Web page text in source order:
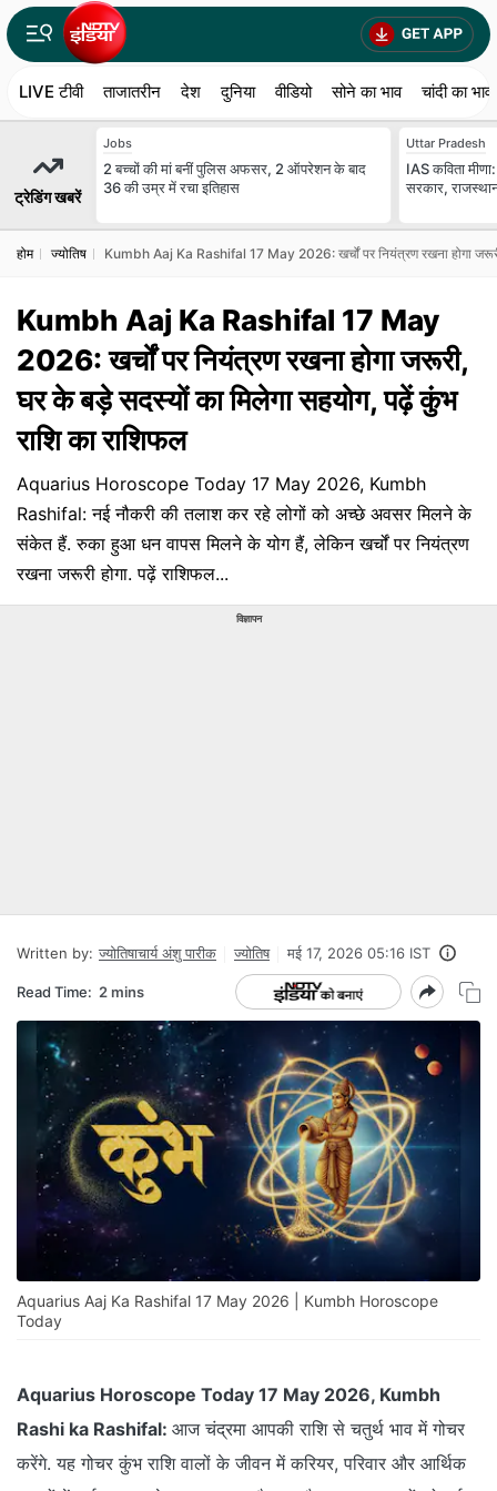
LIVE टीवी ताजातरीन देश दुनिया वीडियो सोने का भाव चांदी का भाव
ट्रेडिंग खबरें
Jobs
2 बच्चों की मां बनीं पुल‍िस अफसर, 2 ऑपरेशन के बाद
36 की उम्र में रचा इतिहास
Uttar Pradesh
IAS कविता
सरकार, राजस्थान
होम ज्योतिष Kumbh Aaj Ka Rashifal 17 May 2026: खर्चों पर नियंत्रण रखना होगा
Kumbh Aaj Ka Rashifal 17 May
2026: खर्चों पर नियंत्रण रखना होगा जरूरी,
घर के बड़े सदस्यों का मिलेगा सहयोग, पढ़ें कुंभ
राशि का राशिफल
Aquarius Horoscope Today 17 May 2026, Kumbh
Rashifal: नई नौकरी की तलाश कर रहे लोगों को अच्छे अवसर मिलने के
संकेत हैं. रुका हुआ धन वापस मिलने के योग हैं, लेकिन खर्चों पर नियंत्रण
रखना जरूरी होगा. पढ़ें राशिफल...
विज्ञापन
Written by: ज्योतिषाचार्य अंशु पारीक ज्योतिष मई 17, 2026 05:16 IST
Read Time: 2 mins
Aquarius Aaj Ka Rashifal 17 May 2026 | Kumbh Horoscope
Today
Aquarius Horoscope Today 17 May 2026, Kumbh
Rashi ka Rashifal: आज चंद्रमा आपकी राशि से चतुर्थ भाव में गोचर
करेंगे. यह गोचर कुंभ राशि वालों के जीवन में करियर, परिवार और आर्थिक